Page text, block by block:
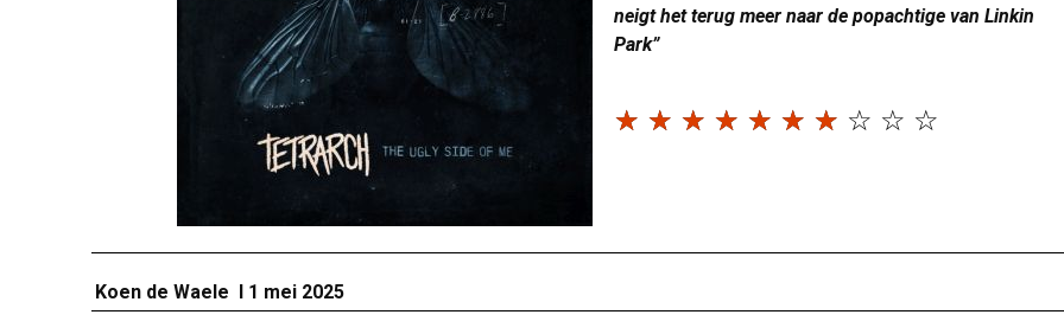
neigt het terug meer naar de popachtige van Linkin
Park”
☆ ☆ ☆ ☆ ☆ ☆ ☆ ☆ ☆ ☆
Koen de Waele I 1 mei 2025